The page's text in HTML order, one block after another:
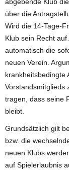
über die
Wird die 14-Tage-
Klub sein Recht
automatisch die
neuen Verein.
krankheitsbedingte
Vorstandsmitglieds
tragen, dass seine
bleibt.
Grundsätzlich gilt
bzw. die
neuen Klubs
auf Spielerlaubnis